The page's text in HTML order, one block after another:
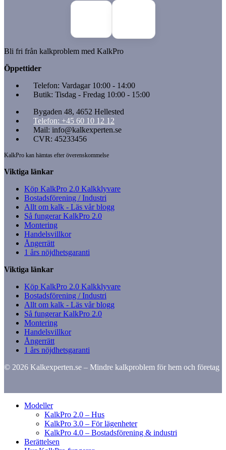
Bli fri från kalkproblem med KalkPro
Öppettider
Telefon: Vardagar 10:00 - 14:00
Butik: Tisdag - Fredag 10:00 - 15:00
Bygaden 48, 4652 Hellested
Telefon: +45 60 10 12 12
Mail: info@kalkexperten.se
CVR: 45233456
KalkPro kan hämtas efter överenskommelse
Viktiga länkar
Köp KalkPro 2.0 Kalkklyvare
Bostadsförening / Industri
Allt om kalk - Läs vår blogg
Så fungerar KalkPro 2.0
Montering
Handelsvillkor
Ångerrätt
1 års nöjdhetsgaranti
Viktiga länkar
Köp KalkPro 2.0 Kalkklyvare
Bostadsförening / Industri
Allt om kalk - Läs vår blogg
Så fungerar KalkPro 2.0
Montering
Handelsvillkor
Ångerrätt
1 års nöjdhetsgaranti
© 2026 Kalkexperten.se – Mindre kalkproblem för hem och företag
Modeller
KalkPro 2.0 – Hus
KalkPro 3.0 – För lägenheter
KalkPro 4.0 – Bostadsförening & industri
Berättelsen